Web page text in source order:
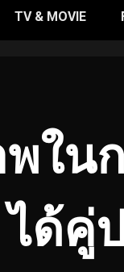
TV & MOVIE
ใน
ด้คู่